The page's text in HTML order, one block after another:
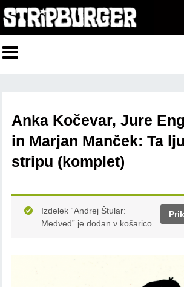
Anka Kočevar, Jure
in Marjan Manček: Ta
stripu (komplet)
Izdelek “Andrej Štular:
Medved” je dodan v košarico.